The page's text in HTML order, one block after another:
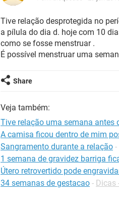
Tive relação desprotegida no
a pílula do dia d. hoje com 10
como se fosse menstruar .
É possível menstruar uma
Share
Veja também:
Tive relação uma semana antes
A camisa ficou dentro de mim
Sangramento durante a relação -
1 semana de gravidez barriga
Útero retrovertido pode
34 semanas de gestacao - Dicas